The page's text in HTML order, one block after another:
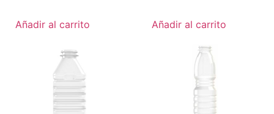
Añadir al carrito Añadir al carrito